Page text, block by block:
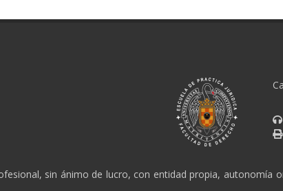
sin ánimo de lucro, con entidad propia, autonomía